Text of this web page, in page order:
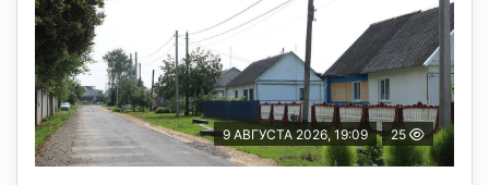
9 АВГУСТА 2026, 19:09 25